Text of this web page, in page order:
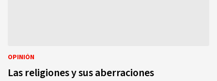
OPINIÓN
Las religiones y sus aberraciones